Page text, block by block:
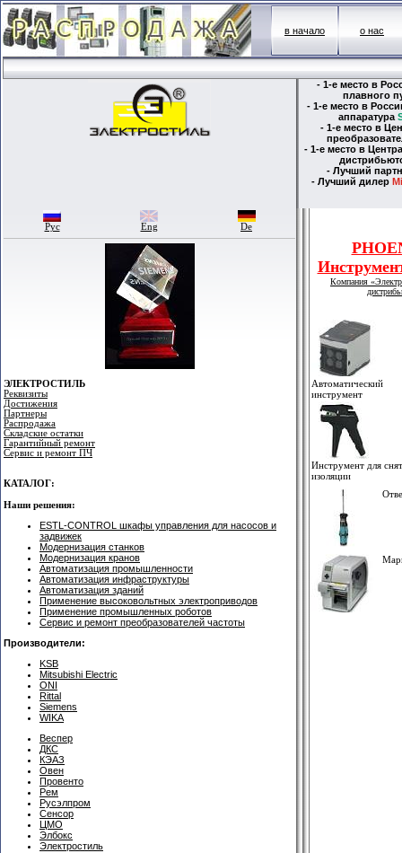
в начало о нас
- 1-е место в
плавного
- 1-е место в
аппаратура
- 1-е место в
- 1-е место в
- Лучший
- Лучший дилер
Рус Eng De
ЭЛЕКТРОСТИЛЬ
Реквизиты
Достижения
Партнеры
Распродажа
Складские остатки
Гарантийный ремонт
Сервис и ремонт ПЧ
КАТАЛОГ:
Наши решения:
ESTL-CONTROL шкафы управления для насосов и
задвижек
Модернизация станков
Модернизация кранов
Автоматизация промышленности
Автоматизация инфраструктуры
Автоматизация зданий
Применение высоковольтных электроприводов
Применение промышленных роботов
Сервис и ремонт преобразователей частоты
Производители:
KSB
Mitsubishi Electric
ONI
Rittal
Siemens
WIKA
Веспер
ДКС
КЭАЗ
Овен
Провенто
Рем
Русэлпром
Сенсор
ЦМО
Элбокс
Электростиль
Компания
Автоматический
инструмент
Инструмент для
изоляции